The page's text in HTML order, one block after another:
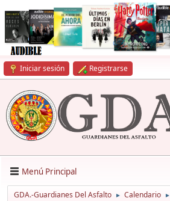
Iniciar sesión Registrarse
Menú Principal
GDA.-Guardianes Del Asfalto ► Calendario ►